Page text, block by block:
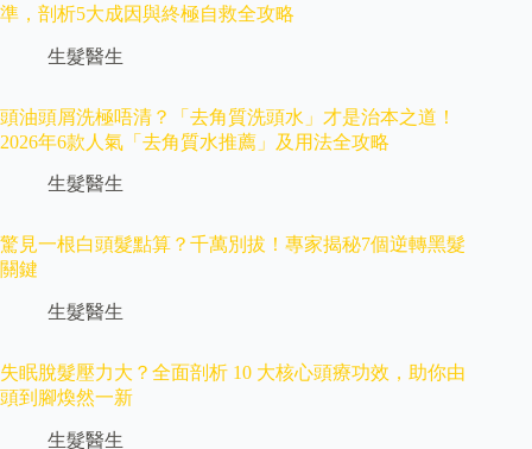
準，剖析5大成因與終極自救全攻略
生髮醫生
頭油頭屑洗極唔清？「去角質洗頭水」才是治本之道！
2026年6款人氣「去角質水推薦」及用法全攻略
生髮醫生
驚見一根白頭髮點算？千萬別拔！專家揭秘7個逆轉黑髮
關鍵
生髮醫生
失眠脫髮壓力大？全面剖析 10 大核心頭療功效，助你由
頭到腳煥然一新
生髮醫生